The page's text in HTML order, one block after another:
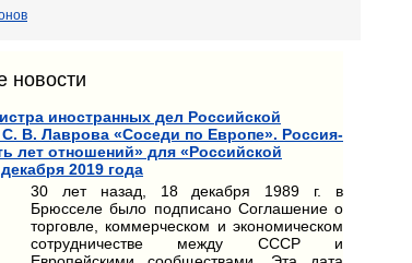
новости
иностранных дел Российской
В. Лаврова «Соседи по Европе». Россия-
лет отношений» для «Российской
2019 года
30 лет назад, 18 декабря 1989 г. в
Брюсселе было подписано Соглашение о
торговле, коммерческом и экономическом
сотрудничестве между СССР и